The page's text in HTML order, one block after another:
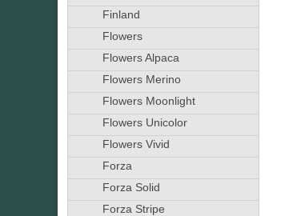
Finland
Flowers
Flowers Alpaca
Flowers Merino
Flowers Moonlight
Flowers Unicolor
Flowers Vivid
Forza
Forza Solid
Forza Stripe